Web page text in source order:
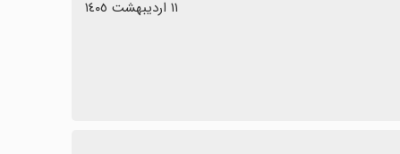
١١ اردیبهشت ١٤٠٥